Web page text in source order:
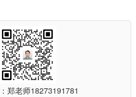
郑老师18273191781